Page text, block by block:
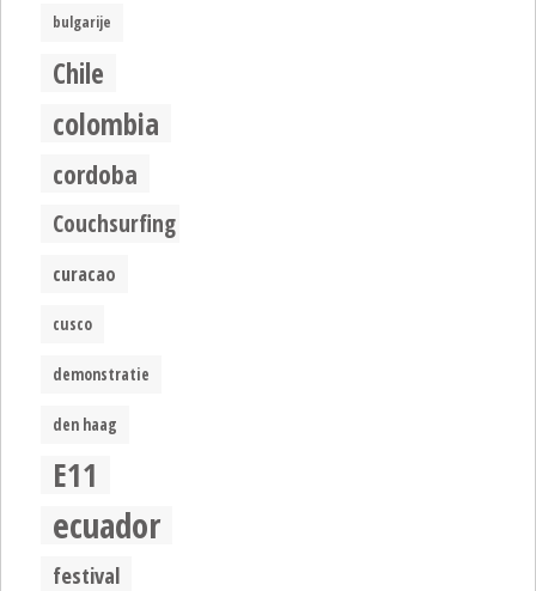
bulgarije
Chile
colombia
cordoba
Couchsurfing
curacao
cusco
demonstratie
den haag
E11
ecuador
festival